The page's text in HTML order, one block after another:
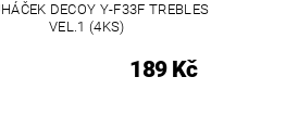
DECOY Y-F33F TREBLES
VEL.1 (4KS)
189 Kč